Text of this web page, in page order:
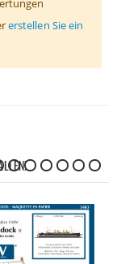
erstellen Sie ein